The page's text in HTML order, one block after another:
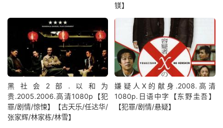
镁】
黑社会2部.以和为
贵.2005.2006.高清1080p【犯
罪/剧情/惊悚】【古天乐/任达华/
张家辉/林家栋/林雪】
嫌疑人X的献身.2008.高清
1080p.日语中字【东野圭吾】
【犯罪/剧情/悬疑】